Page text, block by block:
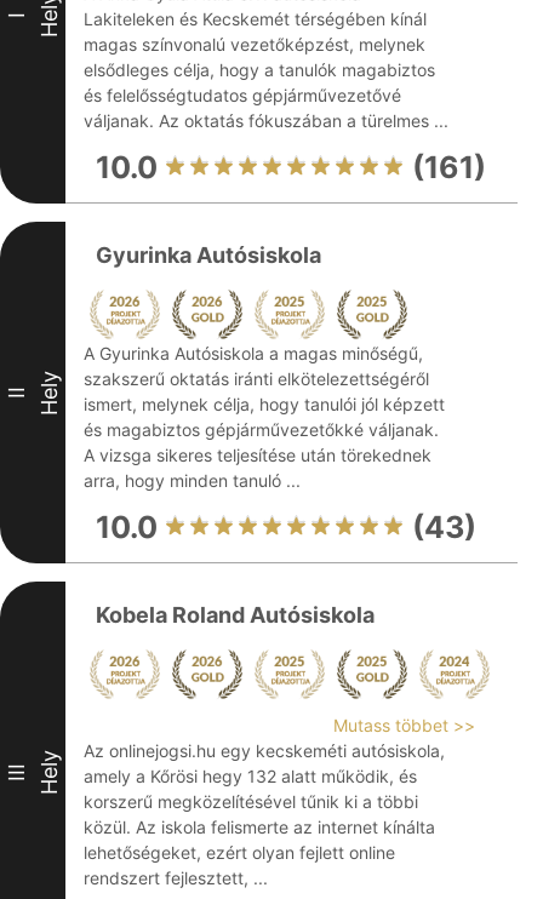
I Hely
Lakiteleken és Kecskemét térségében kínál
magas színvonalú vezetőképzést, melynek
elsődleges célja, hogy a tanulók magabiztos
és felelősségtudatos gépjárművezetővé
váljanak. Az oktatás fókuszában a türelmes ...
10.0 (161)
II Hely
Gyurinka Autósiskola
A Gyurinka Autósiskola a magas minőségű,
szakszerű oktatás iránti elkötelezettségéről
ismert, melynek célja, hogy tanulói jól képzett
és magabiztos gépjárművezetőkké váljanak.
A vizsga sikeres teljesítése után törekednek
arra, hogy minden tanuló ...
10.0 (43)
III Hely
Kobela Roland Autósiskola
Mutass többet >>
Az onlinejogsi.hu egy kecskeméti autósiskola,
amely a Kőrösi hegy 132 alatt működik, és
korszerű megközelítésével tűnik ki a többi
közül. Az iskola felismerte az internet kínálta
lehetőségeket, ezért olyan fejlett online
rendszert fejlesztett, ...